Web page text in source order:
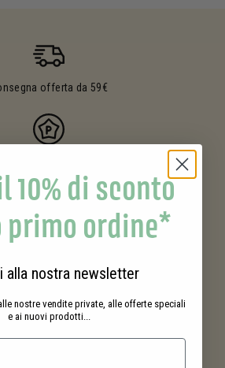
offerta da 59€
acquisti premiati
gratuiti con i vostri ordini
10% di sconto
primo ordine*
alla nostra newsletter
nostre vendite private, alle offerte speciali
e ai nuovi prodotti...